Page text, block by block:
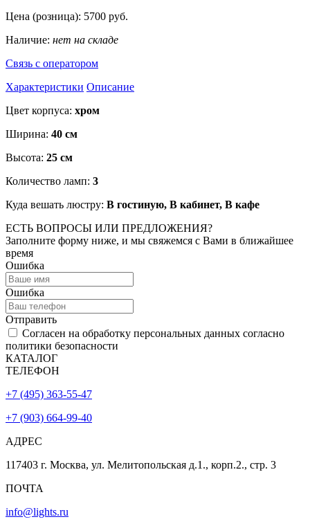
Цена (розница): 5700 руб.
Наличие: нет на складе
Связь с оператором
Характеристики Описание
Цвет корпуса: хром
Ширина: 40 см
Высота: 25 см
Количество ламп: 3
Куда вешать люстру: В гостиную, В кабинет, В кафе
ЕСТЬ ВОПРОСЫ ИЛИ ПРЕДЛОЖЕНИЯ?
Заполните форму ниже, и мы свяжемся с Вами в ближайшее
время
Ошибка
Ошибка
Отправить
Согласен на обработку персональных данных согласно
политики безопасности
КАТАЛОГ
ТЕЛЕФОН
+7 (495) 363-55-47
+7 (903) 664-99-40
АДРЕС
117403 г. Москва, ул. Мелитопольская д.1., корп.2., стр. 3
ПОЧТА
info@lights.ru